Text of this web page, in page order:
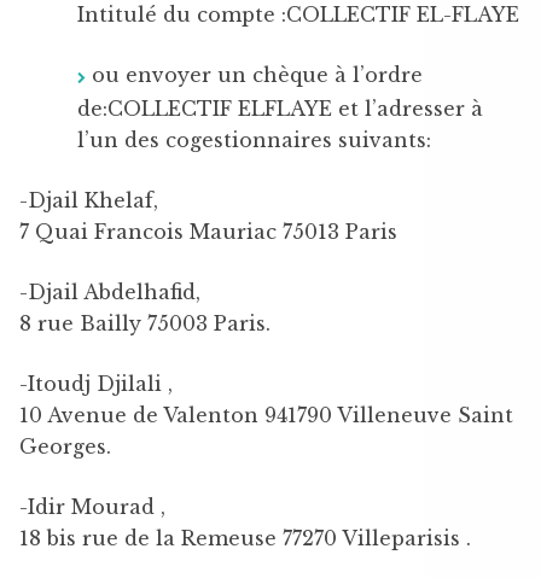
Intitulé du compte :COLLECTIF EL-FLAYE
ou envoyer un chèque à l’ordre
de:COLLECTIF ELFLAYE et l’adresser à
l’un des cogestionnaires suivants:
-Djail Khelaf,
7 Quai Francois Mauriac 75013 Paris
-Djail Abdelhafid,
8 rue Bailly 75003 Paris.
-Itoudj Djilali ,
10 Avenue de Valenton 941790 Villeneuve Saint
Georges.
-Idir Mourad ,
18 bis rue de la Remeuse 77270 Villeparisis .